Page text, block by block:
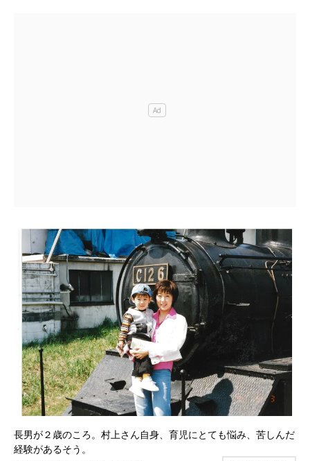
長男が２歳のころ。村上さん自身、育児にとても悩み、苦しんだ
経験があるそう。